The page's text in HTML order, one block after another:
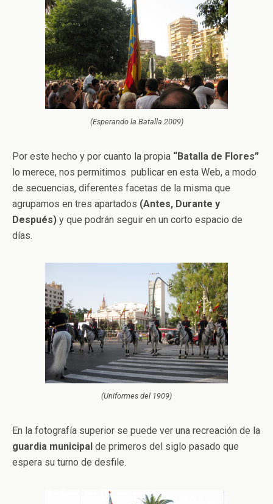
(Esperando la Batalla 2009)
Por este hecho y por cuanto la propia “Batalla de Flores”
lo merece, nos permitimos publicar en esta Web, a modo
de secuencias, diferentes facetas de la misma que
agrupamos en tres apartados (Antes, Durante y
Después) y que podrán seguir en un corto espacio de
días.
(Uniformes del 1909)
En la fotografía superior se puede ver una recreación de la
guardia municipal de primeros del siglo pasado que
espera su turno de desfile.